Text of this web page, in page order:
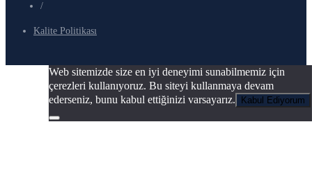
/
Kalite Politikası
Web sitemizde size en iyi deneyimi sunabilmemiz için
çerezleri kullanıyoruz. Bu siteyi kullanmaya devam
ederseniz, bunu kabul ettiğinizi varsayarız.
Kabul Ediyorum